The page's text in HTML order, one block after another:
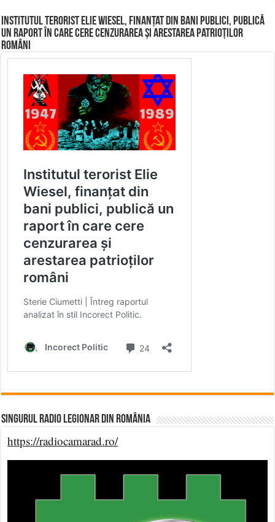
Institutul terorist Elie Wiesel, finanțat din bani publici, publică
un raport în care cere cenzurarea și arestarea patrioților
români
Singurul Radio Legionar din România
https://radiocamarad.ro/